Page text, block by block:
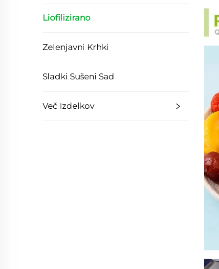
Liofilizirano
Zelenjavni Krhki
Sladki Sušeni Sad
Več Izdelkov